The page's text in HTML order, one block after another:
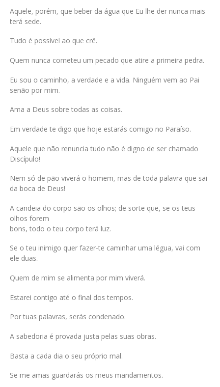
Aquele, porém, que beber da água que Eu lhe der nunca mais
terá sede.
Tudo é possível ao que crê.
Quem nunca cometeu um pecado que atire a primeira pedra.
Eu sou o caminho, a verdade e a vida. Ninguém vem ao Pai
senão por mim.
Ama a Deus sobre todas as coisas.
Em verdade te digo que hoje estarás comigo no Paraíso.
Aquele que não renuncia tudo não é digno de ser chamado
Discípulo!
Nem só de pão viverá o homem, mas de toda palavra que sai
da boca de Deus!
A candeia do corpo são os olhos; de sorte que, se os teus
olhos forem
bons, todo o teu corpo terá luz.
Se o teu inimigo quer fazer-te caminhar uma légua, vai com
ele duas.
Quem de mim se alimenta por mim viverá.
Estarei contigo até o final dos tempos.
Por tuas palavras, serás condenado.
A sabedoria é provada justa pelas suas obras.
Basta a cada dia o seu próprio mal.
Se me amas guardarás os meus mandamentos.